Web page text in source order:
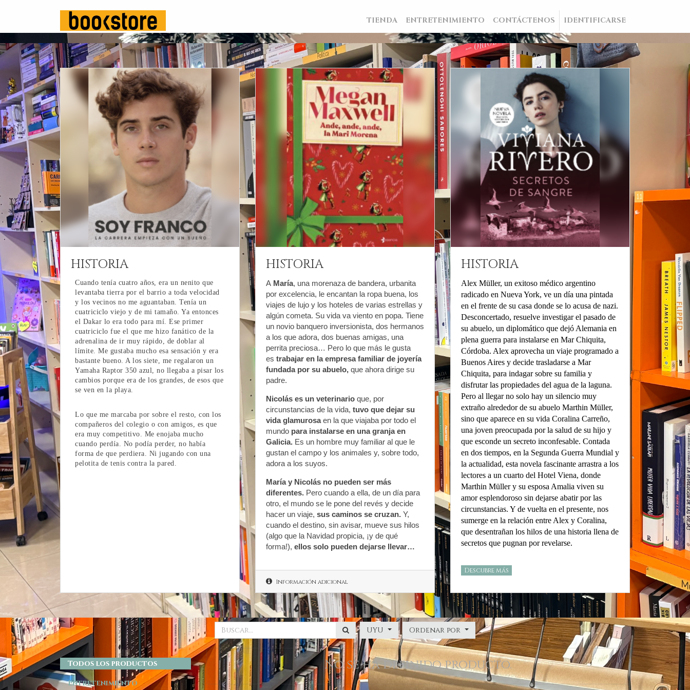
TIENDA ENTRETENIMIENTO CONTÁCTENOS IDENTIFICARSE
HISTORIA
Cuando tenía cuatro años, era un nenito que
levantaba tierra por el barrio a toda velocidad
y los vecinos no me aguantaban. Tenía un
cuatriciclo viejo y de mi tamaño. Ya entonces
el Dakar lo era todo para mí. Ese primer
cuatriciclo fue el que me hizo fanático de la
adrenalina de ir muy rápido, de doblar al
límite. Me gustaba mucho esa sensación y era
bastante bueno. A los siete, me regalaron un
Yamaha Raptor 350 azul, no llegaba a pisar los
cambios porque era de los grandes, de esos que
se ven en la playa.
Lo que me marcaba por sobre el resto, con los
compañeros del colegio o con amigos, es que
era muy competitivo. Me enojaba mucho
cuando perdía. No podía perder, no había
forma de que perdiera. Ni jugando con una
pelotita de tenis contra la pared.
HISTORIA
A María, una morenaza de bandera, urbanita
por excelencia, le encantan la ropa buena, los
viajes de lujo y los hoteles de varias estrellas y
algún cometa. Su vida va viento en popa. Tiene
un novio banquero inversionista, dos hermanos
a los que adora, dos buenas amigas, una
perrita preciosa… Pero lo que más le gusta
es trabajar en la empresa familiar de joyería
fundada por su abuelo, que ahora dirige su
padre.
Nicolás es un veterinario que, por
circunstancias de la vida, tuvo que dejar su
vida glamurosaen la que viajaba por todo el
mundo para instalarse en una granja en
Galicia. Es un hombre muy familiar al que le
gustan el campo y los animales y, sobre todo,
adora a los suyos.
María y Nicolás no pueden ser más
diferentes. Pero cuando a ella, de un día para
otro, el mundo se le pone del revés y decide
hacer un viaje, sus caminos se cruzan. Y,
cuando el destino, sin avisar, mueve sus hilos
(algo que la Navidad propicia, ¡y de qué
forma!), ellos solo pueden dejarse llevar…
Información adicional
HISTORIA
Alex Müller, un exitoso médico argentino
radicado en Nueva York, ve un día una pintada
en el frente de su casa donde se lo acusa de nazi.
Desconcertado, resuelve investigar el pasado de
su abuelo, un diplomático que dejó Alemania en
plena guerra para instalarse en Mar Chiquita,
Córdoba. Alex aprovecha un viaje programado a
Buenos Aires y decide trasladarse a Mar
Chiquita, para indagar sobre su familia y
disfrutar las propiedades del agua de la laguna.
Pero al llegar no solo hay un silencio muy
extraño alrededor de su abuelo Marthin Müller,
sino que aparece en su vida Coralina Carreño,
una joven preocupada por la salud de su hijo y
que esconde un secreto inconfesable. Contada
en dos tiempos, en la Segunda Guerra Mundial y
la actualidad, esta novela fascinante arrastra a los
lectores a un cuarto del Hotel Viena, donde
Marthin Müller y su esposa Amalia viven su
amor esplendoroso sin dejarse abatir por las
circunstancias. Y de vuelta en el presente, nos
sumerge en la relación entre Alex y Coralina,
que desentrañan los hilos de una historia llena de
secretos que pugnan por revelarse.
Descubre más
UYU Ordenar por
Todos los productos
Entretenimiento
No se ha definido producto.